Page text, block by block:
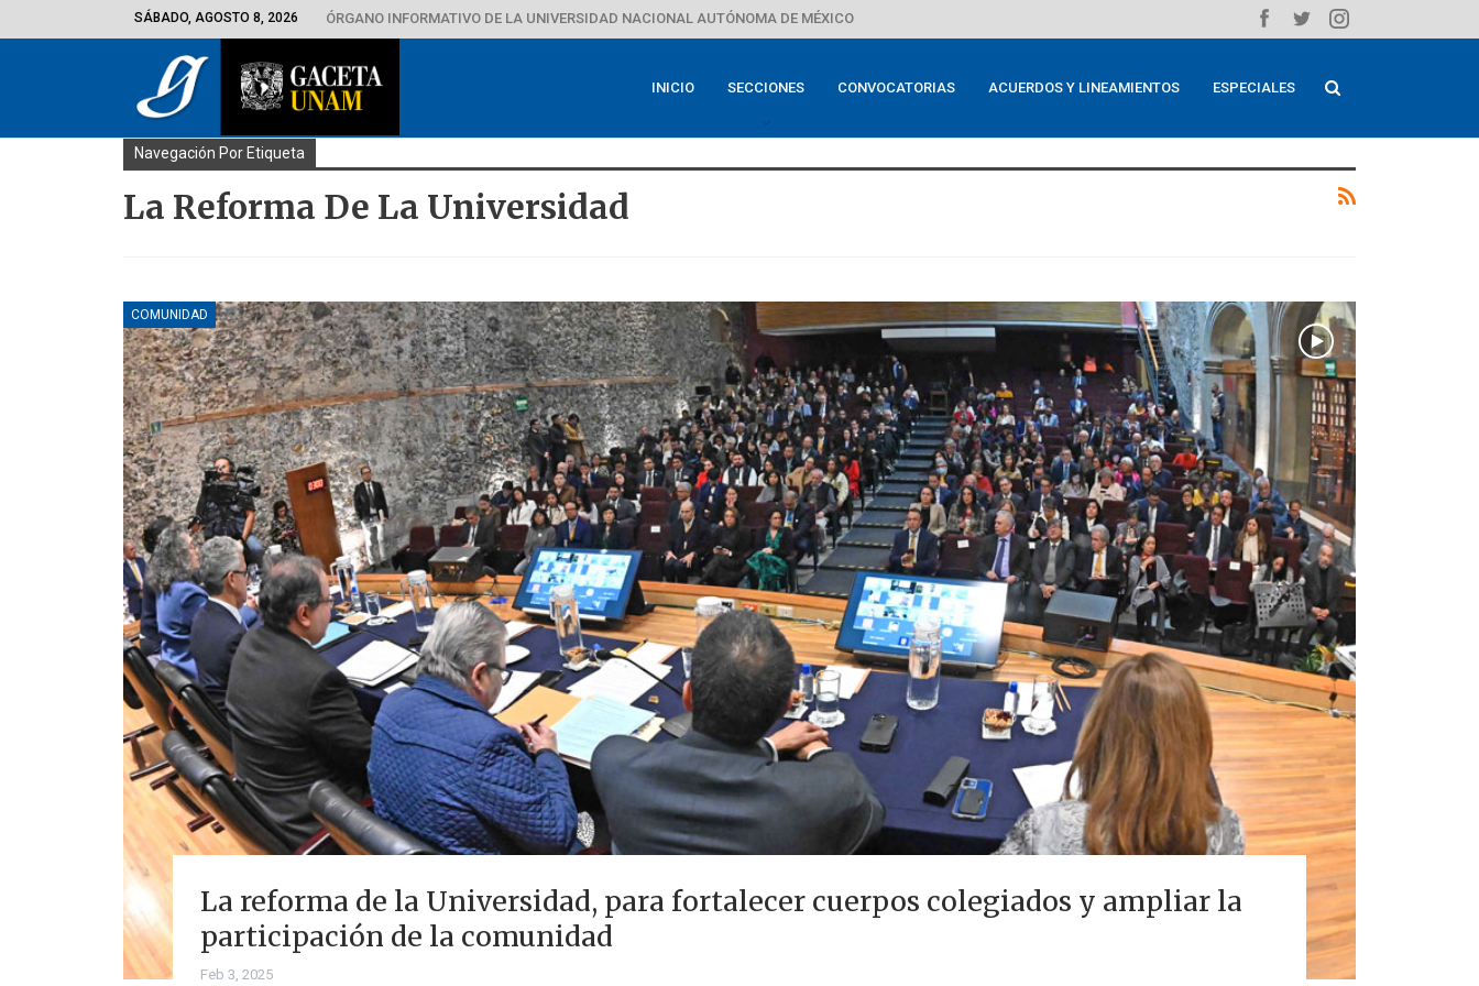
SÁBADO, AGOSTO 8, 2026 ÓRGANO INFORMATIVO DE LA UNIVERSIDAD NACIONAL AUTÓNOMA DE MÉXICO
INICIO SECCIONES CONVOCATORIAS ACUERDOS Y LINEAMIENTOS ESPECIALES
Navegación Por Etiqueta
La Reforma De La Universidad
COMUNIDAD
La reforma de la Universidad, para fortalecer cuerpos colegiados y ampliar la
participación de la comunidad
Feb 3, 2025